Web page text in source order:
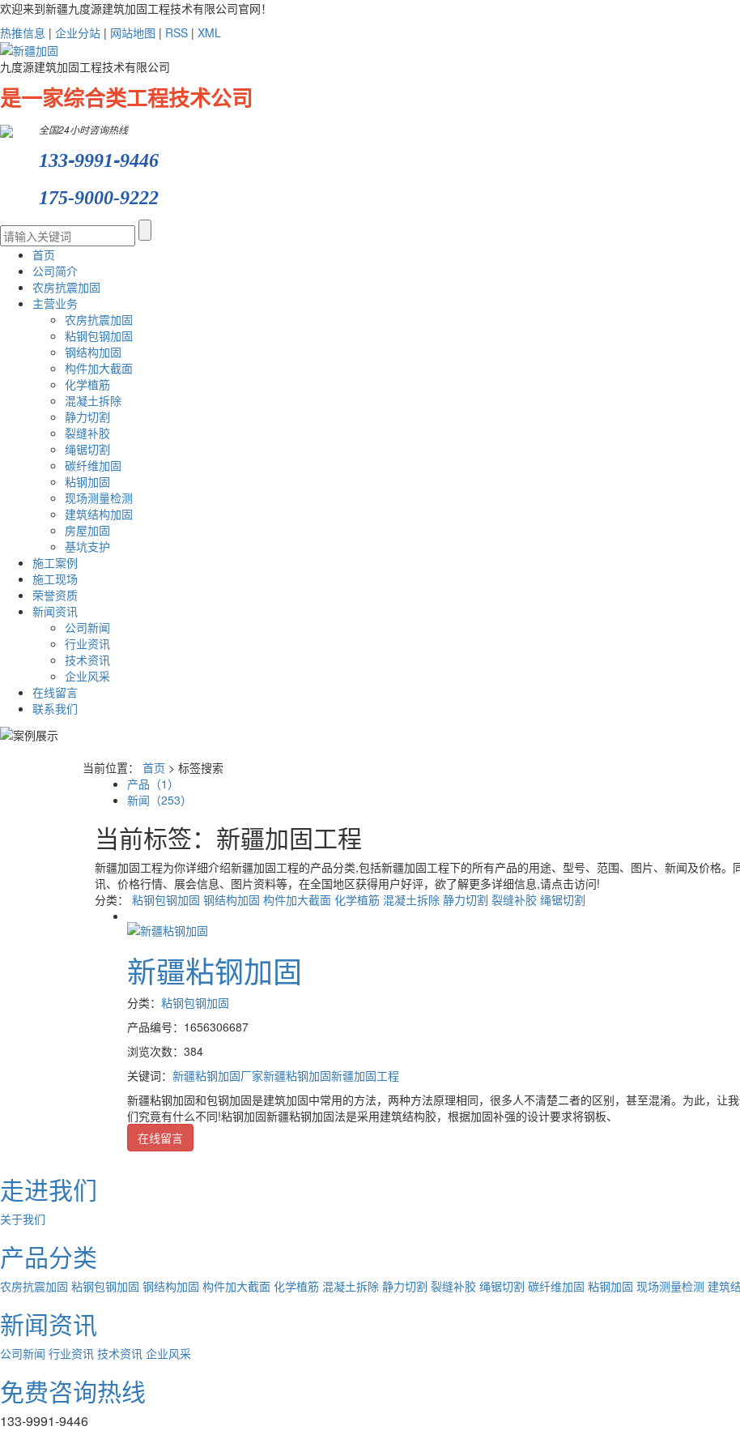
欢迎来到新疆九度源建筑加固工程技术有限公司官网！
热推信息 | 企业分站 | 网站地图 | RSS | XML
九度源建筑加固工程技术有限公司
是一家综合类工程技术公司
全国24小时咨询热线
133-9991-9446
175-9000-9222
首页
公司简介
农房抗震加固
主营业务
农房抗震加固
粘钢包钢加固
钢结构加固
构件加大截面
化学植筋
混凝土拆除
静力切割
裂缝补胶
绳锯切割
碳纤维加固
粘钢加固
现场测量检测
建筑结构加固
房屋加固
基坑支护
施工案例
施工现场
荣誉资质
新闻资讯
公司新闻
行业资讯
技术资讯
企业风采
在线留言
联系我们
当前位置： 首页 > 标签搜索
产品（1）
新闻（253）
当前标签： 新疆加固工程
新疆加固工程为你详细介绍新疆加固工程的产品分类,包括新疆加固工程下的所有产品的用途、型号、范围、图片、新闻及价格。
讯、价格行情、展会信息、图片资料等，在全国地区获得用户好评，欲了解更多详细信息,请点击访问!
分类：
粘钢包钢加固 钢结构加固 构件加大截面 化学植筋 混凝土拆除 静力切割 裂缝补胶 绳锯切割
新疆粘钢加固
分类： 粘钢包钢加固
产品编号：1656306687
浏览次数：384
关键词： 新疆粘钢加固厂家新疆粘钢加固新疆加固工程
新疆粘钢加固和包钢加固是建筑加固中常用的方法，两种方法原理相同，很多人不清楚二者的区别，甚至混淆。为此，让
们究竟有什么不同!粘钢加固新疆粘钢加固法是采用建筑结构胶，根据加固补强的设计要求将钢板、
在线留言
走进我们
关于我们
产品分类
农房抗震加固 粘钢包钢加固 钢结构加固 构件加大截面 化学植筋 混凝土拆除 静力切割 裂缝补胶 绳锯切割 碳纤维加固 粘钢加固 现场测量检测 建筑
新闻资讯
公司新闻 行业资讯 技术资讯 企业风采
免费咨询热线
133-9991-9446